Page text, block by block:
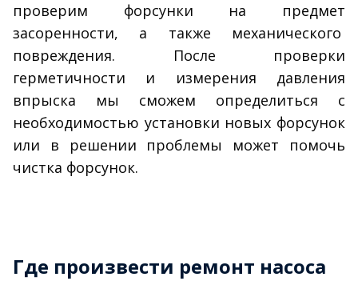
проверим форсунки на предмет
засоренности, а также механического
повреждения. После проверки
герметичности и измерения давления
впрыска мы сможем определиться с
необходимостью установки новых форсунок
или в решении проблемы может помочь
чистка форсунок.
Где произвести ремонт насоса